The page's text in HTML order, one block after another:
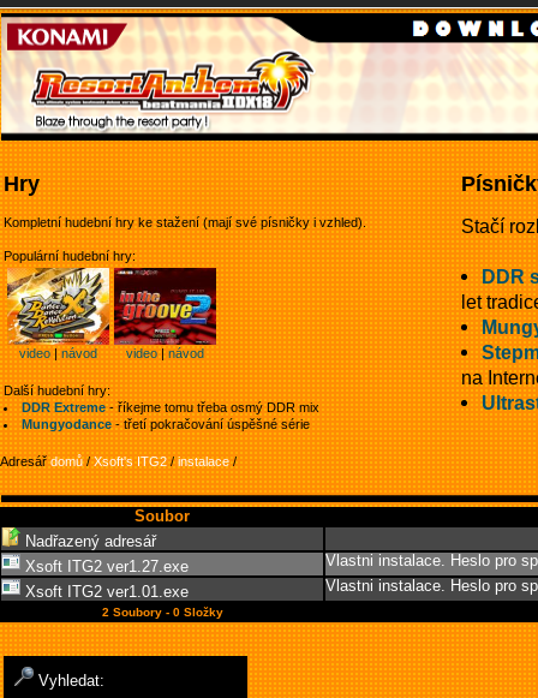
Hry
Kompletní hudební hry ke stažení (mají své písničky i vzhled).
Populární hudební hry:
video|návod video|návod
Další hudební hry:
DDR Extreme- říkejme tomu třeba osmý DDR mix
Mungyodance- třetí pokračování úspěšné série
Stačí
DDR
let
na
Adresářdomů/Xsoft's ITG2/instalace/
Soubor
Nadřazený adresář
Xsoft ITG2 ver1.27.exe
Vlastni instalace. Heslo pro
Xsoft ITG2 ver1.01.exe
Vlastni instalace. Heslo pro
2 Soubory - 0 Složky
Vyhledat: